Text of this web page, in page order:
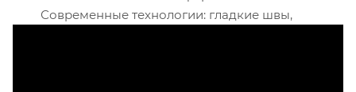
Современные технологии: гладкие швы,